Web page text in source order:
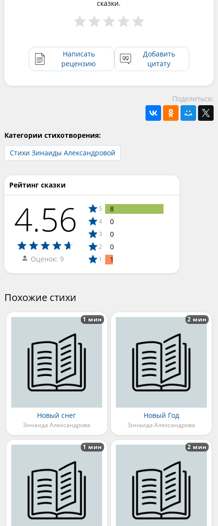
сказки.
Написать
рецензию
Добавить
цитату
Поделиться:
Категории стихотворения:
Стихи Зинаиды Александровой
Рейтинг сказки
4.56
Оценок: 9
5 8
4 0
3 0
2 0
1 1
Похожие стихи
Новый снег
Зинаида Александрова
1 мин
Новый Год
Зинаида Александрова
2 мин
1 мин 2 мин